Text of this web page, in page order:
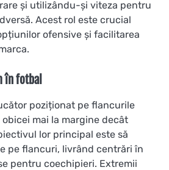
și utilizându-și viteza pentru
Acest rol este crucial
ofensive și facilitarea
în fotbal
poziționat pe flancurile
mai la margine decât
lor principal este să
pe flancuri, livrând centrări în
pentru coechipieri. Extremii